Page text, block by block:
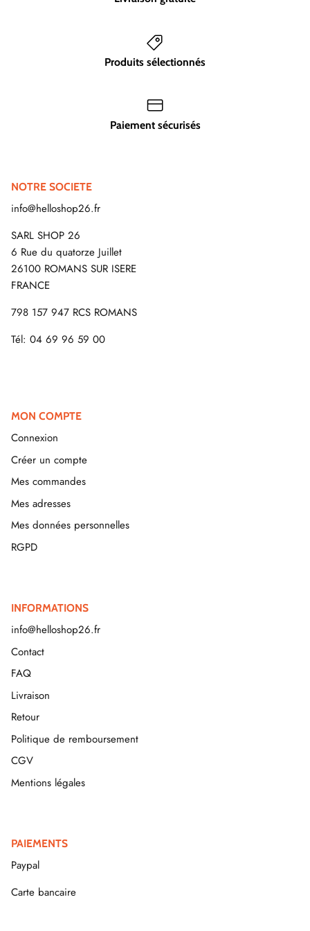
Produits sélectionnés
Paiement sécurisés
NOTRE SOCIETE
info@helloshop26.fr
SARL SHOP 26
6 Rue du quatorze Juillet
26100 ROMANS SUR ISERE
FRANCE
798 157 947 RCS ROMANS
Tél: 04 69 96 59 00
MON COMPTE
Connexion
Créer un compte
Mes commandes
Mes adresses
Mes données personnelles
RGPD
INFORMATIONS
info@helloshop26.fr
Contact
FAQ
Livraison
Retour
Politique de remboursement
CGV
Mentions légales
PAIEMENTS
Paypal
Carte bancaire